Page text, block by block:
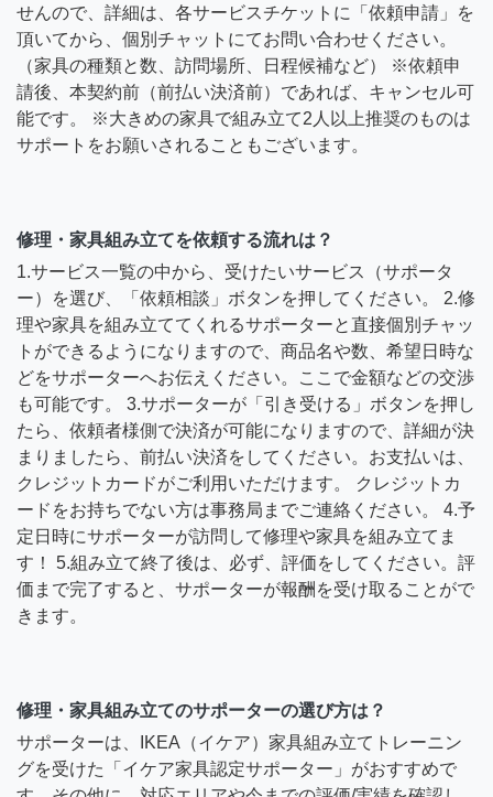
せんので、詳細は、各サービスチケットに「依頼申請」を
頂いてから、個別チャットにてお問い合わせください。
（家具の種類と数、訪問場所、日程候補など） ※依頼申
請後、本契約前（前払い決済前）であれば、キャンセル可
能です。 ※大きめの家具で組み立て2人以上推奨のものは
サポートをお願いされることもございます。
修理・家具組み立てを依頼する流れは？
1.サービス一覧の中から、受けたいサービス（サポータ
ー）を選び、「依頼相談」ボタンを押してください。 2.修
理や家具を組み立ててくれるサポーターと直接個別チャッ
トができるようになりますので、商品名や数、希望日時な
どをサポーターへお伝えください。ここで金額などの交渉
も可能です。 3.サポーターが「引き受ける」ボタンを押し
たら、依頼者様側で決済が可能になりますので、詳細が決
まりましたら、前払い決済をしてください。お支払いは、
クレジットカードがご利用いただけます。 クレジットカ
ードをお持ちでない方は事務局までご連絡ください。 4.予
定日時にサポーターが訪問して修理や家具を組み立てま
す！ 5.組み立て終了後は、必ず、評価をしてください。評
価まで完了すると、サポーターが報酬を受け取ることがで
きます。
修理・家具組み立てのサポーターの選び方は？
サポーターは、IKEA（イケア）家具組み立てトレーニン
グを受けた「イケア家具認定サポーター」がおすすめで